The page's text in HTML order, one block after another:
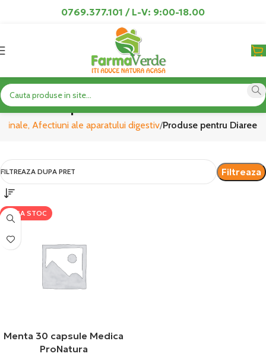
0769.377.101 / L-V: 9:00-18.00
Produse pentru Diaree
Afectiuni ale aparatului digestiv Produse pentru Diaree
FILTREAZA DUPA PRET Filtreaza
LIPSA STOC
Menta 30 capsule Medica
ProNatura